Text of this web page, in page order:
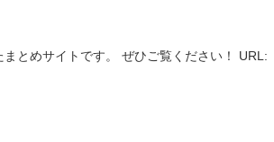
とめサイトです。 ぜひご覧ください！ URL: